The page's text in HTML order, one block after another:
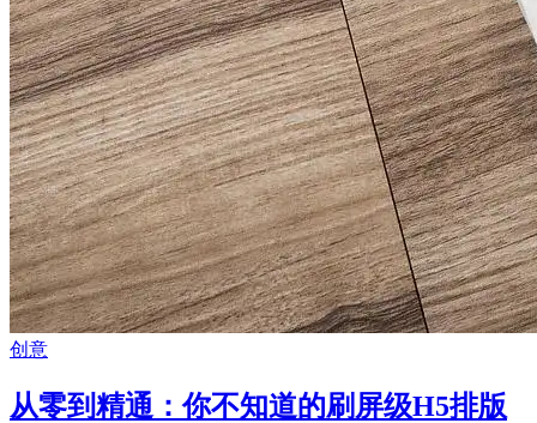
创意
从零到精通：你不知道的刷屏级H5排版